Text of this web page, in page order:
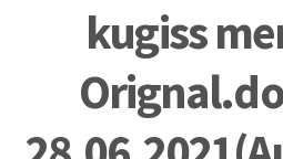
kugiss